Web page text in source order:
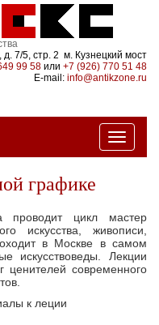
7/5, стр. 2 м. Кузнецкий мост
99 58 или +7 (926) 770 51 48
E-mail: info@antikzone.ru
графике
проводит цикл мастер
искусства, живописи,
в Москве в самом
искусствоведы. Лекции
современного
к леции